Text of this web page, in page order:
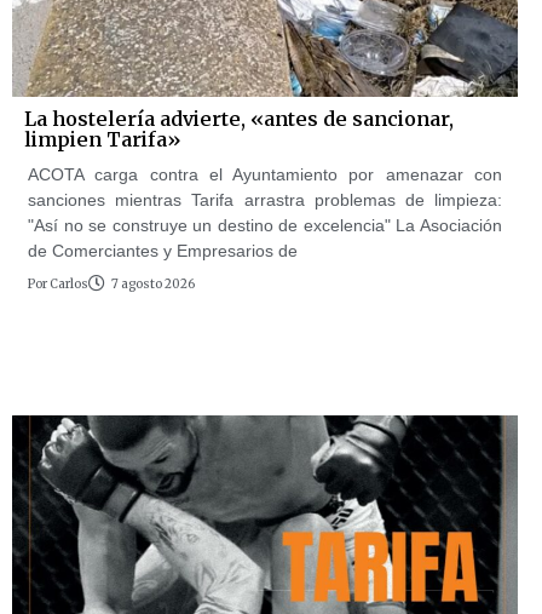
La hostelería advierte, «antes de sancionar,
limpien Tarifa»
ACOTA carga contra el Ayuntamiento por amenazar con
sanciones mientras Tarifa arrastra problemas de limpieza:
"Así no se construye un destino de excelencia" La Asociación
de Comerciantes y Empresarios de
Por Carlos 7 agosto 2026